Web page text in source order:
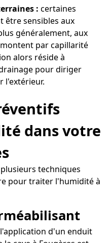
: certaines
être sensibles aux
généralement, aux
par capillarité
alors réside à
pour diriger
l'extérieur.
dans votre
techniques
pour traiter l'humidité à
d'un enduit